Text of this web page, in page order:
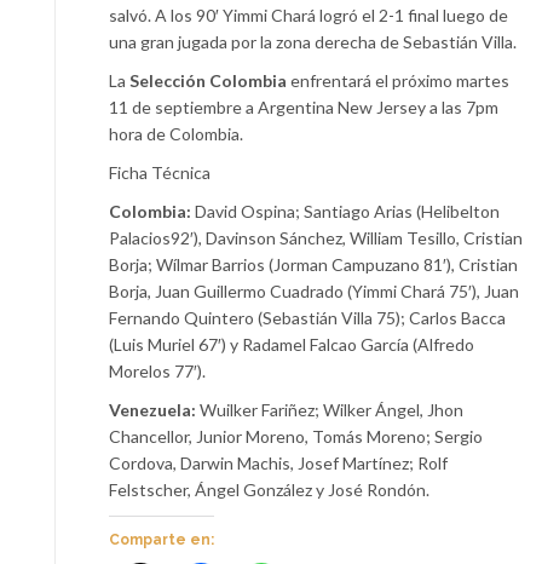
salvó. A los 90′ Yimmi Chará logró el 2-1 final luego de
una gran jugada por la zona derecha de Sebastián Villa.
La Selección Colombia enfrentará el próximo martes
11 de septiembre a Argentina New Jersey a las 7pm
hora de Colombia.
Ficha Técnica
Colombia: David Ospina; Santiago Arias (Helibelton
Palacios92′), Davinson Sánchez, William Tesillo, Cristian
Borja; Wílmar Barrios (Jorman Campuzano 81′), Cristian
Borja, Juan Guillermo Cuadrado (Yimmi Chará 75′), Juan
Fernando Quintero (Sebastián Villa 75); Carlos Bacca
(Luis Muriel 67′) y Radamel Falcao García (Alfredo
Morelos 77′).
Venezuela: Wuilker Fariñez; Wilker Ángel, Jhon
Chancellor, Junior Moreno, Tomás Moreno; Sergio
Cordova, Darwin Machis, Josef Martínez; Rolf
Felstscher, Ángel González y José Rondón.
Comparte en: